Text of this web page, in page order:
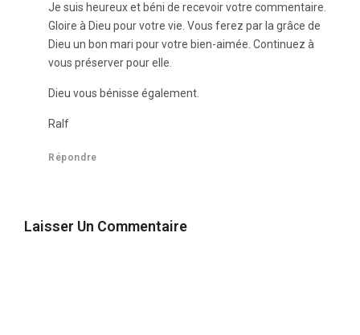
Je suis heureux et béni de recevoir votre commentaire.
Gloire à Dieu pour votre vie. Vous ferez par la grâce de
Dieu un bon mari pour votre bien-aimée. Continuez à
vous préserver pour elle.
Dieu vous bénisse également.
Ralf
Répondre
Laisser Un Commentaire